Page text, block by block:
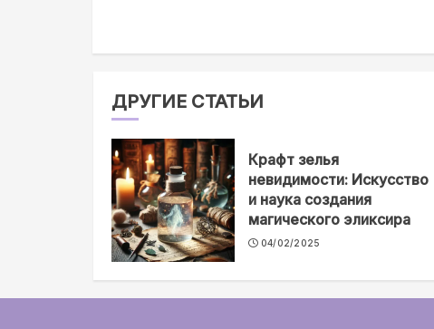
ДРУГИЕ СТАТЬИ
Крафт зелья
невидимости: Искусство
и наука создания
магического эликсира
04/02/2025